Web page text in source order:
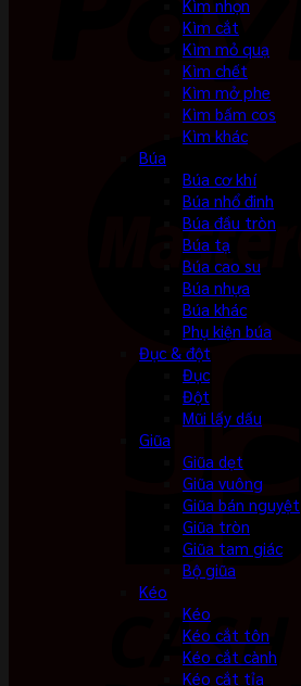
Kìm nhọn
Kìm cắt
Kìm mỏ quạ
Kìm chết
Kìm mở phe
Kìm bấm cos
Kìm khác
Búa
Búa cơ khí
Búa nhổ đinh
Búa đầu tròn
Búa tạ
Búa cao su
Búa nhựa
Búa khác
Phụ kiện búa
Đục & đột
Đục
Đột
Mũi lấy dấu
Giũa
Giũa dẹt
Giũa vuông
Giũa bán nguyệt
Giũa tròn
Giũa tam giác
Bộ giũa
Kéo
Kéo
Kéo cắt tôn
Kéo cắt cành
Kéo cắt tỉa